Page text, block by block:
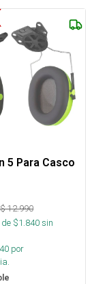
5 Para Casco
$12.990
$1.840sin
por